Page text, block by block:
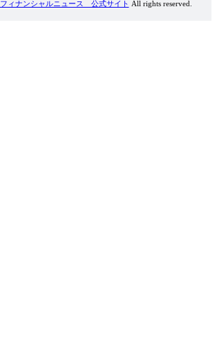
ィナンシャルニュース 公式サイト All rights reserved.